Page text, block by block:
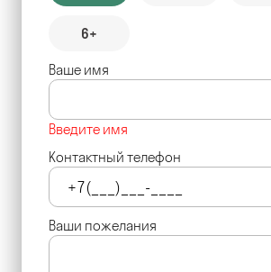
6+
Ваше имя
Введите имя
Контактный телефон
Ваши пожелания